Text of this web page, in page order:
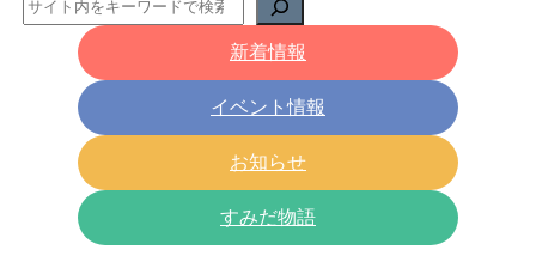
新着情報
イベント情報
お知らせ
すみだ物語